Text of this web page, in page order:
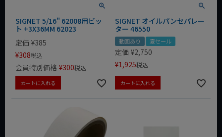
SIGNET 5/16" 62008用ビッ
ト +3X36MM 62023
定価 ¥385
¥308税込
会員特別価格 ¥300税込
カートに入れる
SIGNET オイルパンセパレー
ター 46550
動画あり 夏セール
定価 ¥2,750
¥1,925税込
カートに入れる